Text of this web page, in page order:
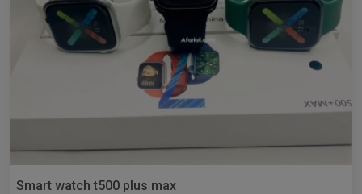
Smart watch t500 plus max